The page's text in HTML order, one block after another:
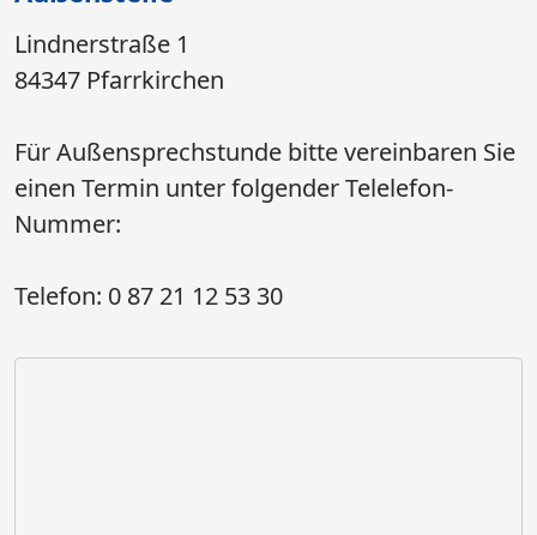
Lindnerstraße 1
84347 Pfarrkirchen
Für Außensprechstunde bitte vereinbaren Sie
einen Termin unter folgender Telelefon-
Nummer:
Telefon: 0 87 21 12 53 30